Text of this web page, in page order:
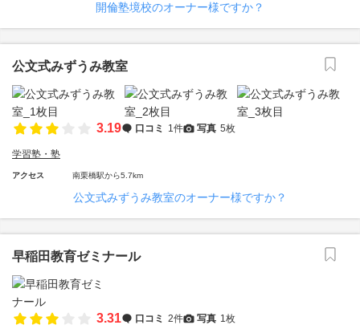
開倫塾境校のオーナー様ですか？
公文式みずうみ教室
3.19 口コミ 1件 写真 5枚
学習塾・塾
アクセス 南栗橋駅から5.7km
公文式みずうみ教室のオーナー様ですか？
早稲田教育ゼミナール
3.31 口コミ 2件 写真 1枚